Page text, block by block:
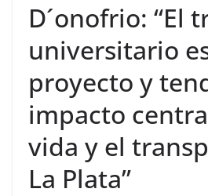
D´onofrio: “El
universitario
proyecto y
impacto
vida y el
La Plata”